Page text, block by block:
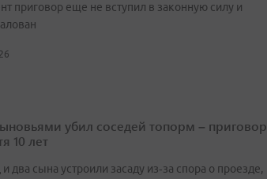
приговор еще не вступил в законную силу и
убил соседей топорм – приговор
10 лет
два сына устроили засаду из‑за спора о проезде,